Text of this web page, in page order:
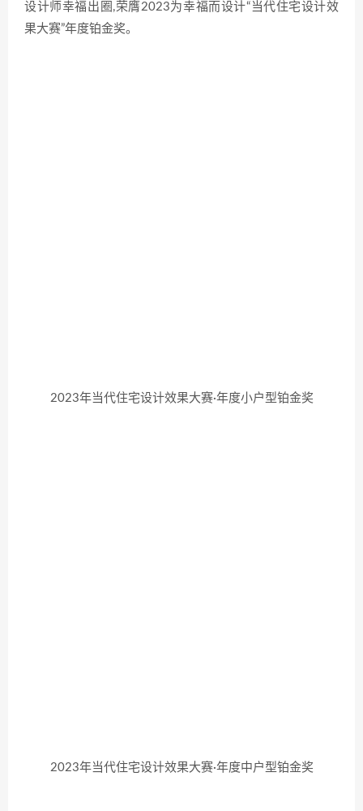
设计师幸福出圈,荣膺2023为幸福而设计“当代住宅设计效
果大赛”年度铂金奖。
2023年当代住宅设计效果大赛·年度小户型铂金奖
2023年当代住宅设计效果大赛·年度中户型铂金奖